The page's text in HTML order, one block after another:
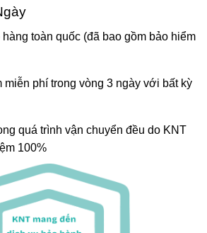
toàn quốc (đã bao gồm bảo hiểm
miễn phí trong vòng 3 ngày với bất kỳ
quá trình vận chuyển đều do KNT
100%